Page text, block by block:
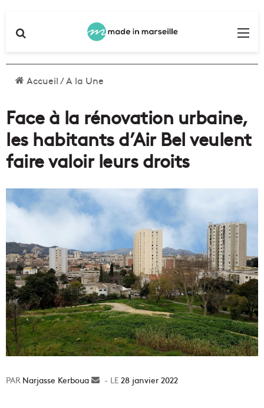
Accueil/A la Une
Face à la rénovation urbaine,
les habitants d’Air Bel veulent
faire valoir leurs droits
Narjasse Kerboua
Envoyer28 janvier 2022